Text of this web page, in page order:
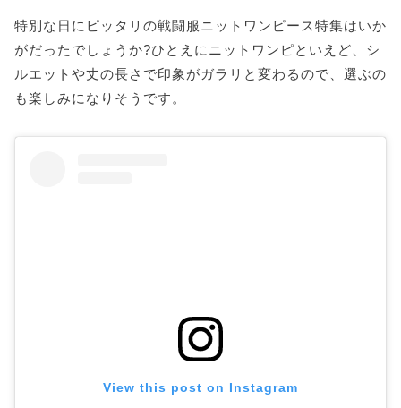
特別な日にピッタリの戦闘服ニットワンピース特集はいか
がだったでしょうか?ひとえにニットワンピといえど、シ
ルエットや丈の長さで印象がガラリと変わるので、選ぶの
も楽しみになりそうです。
View this post on Instagram